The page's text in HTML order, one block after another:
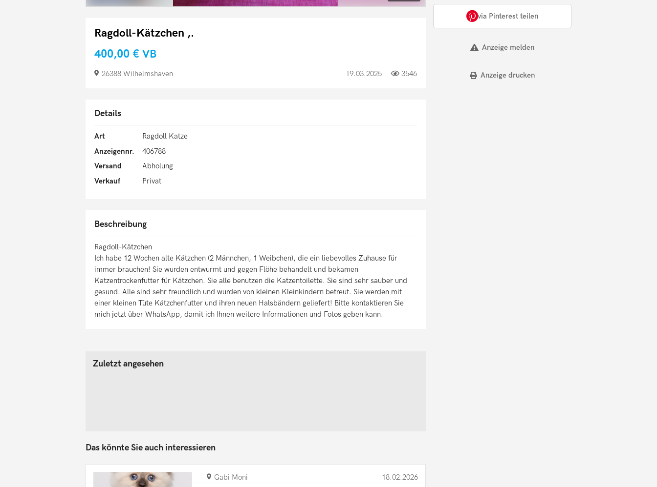
Ragdoll-Kätzchen ,.
400,00 € VB
26388 Wilhelmshaven 19.03.2025 3546
Details
Art
Ragdoll Katze
Anzeigennr.
406788
Versand
Abholung
Verkauf
Privat
Beschreibung
Ragdoll-Kätzchen
Ich habe 12 Wochen alte Kätzchen (2 Männchen, 1 Weibchen), die ein liebevolles Zuhause für
immer brauchen! Sie wurden entwurmt und gegen Flöhe behandelt und bekamen
Katzentrockenfutter für Kätzchen. Sie alle benutzen die Katzentoilette. Sie sind sehr sauber und
gesund. Alle sind sehr freundlich und wurden von kleinen Kleinkindern betreut. Sie werden mit
einer kleinen Tüte Kätzchenfutter und ihren neuen Halsbändern geliefert! Bitte kontaktieren Sie
mich jetzt über WhatsApp, damit ich Ihnen weitere Informationen und Fotos geben kann.
via Pinterest teilen
Anzeige melden
Anzeige drucken
Zuletzt angesehen
Das könnte Sie auch interessieren
Gabi Moni 18.02.2026